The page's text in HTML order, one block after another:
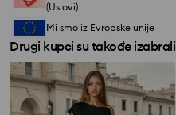
(Uslovi)
Mi smo iz Evropske unije
Drugi kupci su takođe izabrali